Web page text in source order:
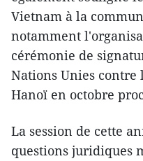
Vietnam à la
notamment
cérémonie de
Nations Unies
Hanoï en octobre
La session de cette
questions juridiques